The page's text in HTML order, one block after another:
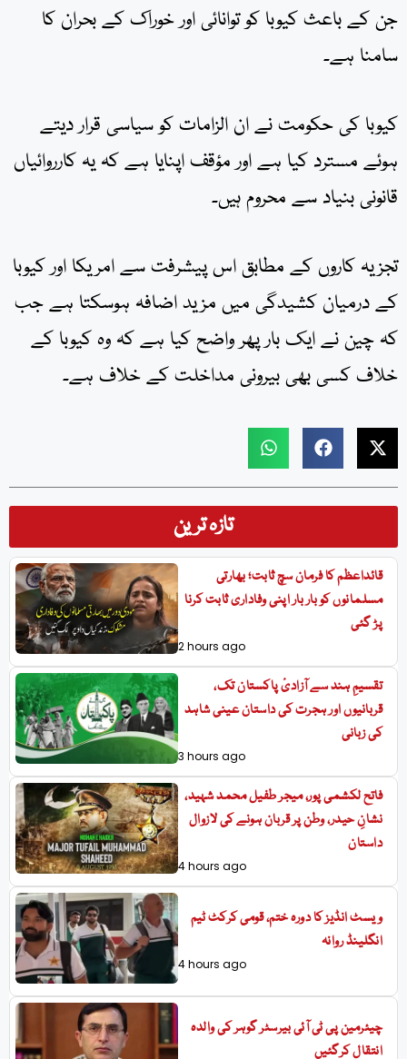
تازہ ترین
قائداعظم کا فرمان سچ ثابت؛ بھارتی
مسلمانوں کو بار بار اپنی وفاداری ثابت کرنا
پڑ گئی
2 hours ago
تقسیمِ ہند سے آزادیٔ پاکستان تک،
قربانیوں اور ہجرت کی داستان عینی شاہد
کی زبانی
3 hours ago
فاتح لکشمی پور، میجر طفیل محمد شہید،
نشانِ حیدر، وطن پر قربان ہونے کی لازوال
داستان
4 hours ago
ویسٹ انڈیز کا دورہ ختم، قومی کرکٹ ٹیم
انگلینڈ روانہ
4 hours ago
چیئرمین پی ٹی آئی بیرسٹر گوہر کی والدہ
انتقال کرگئیں
جن کے باعث کیوبا کو توانائی اور خوراک کے بحران کا
سامنا ہے۔
کیوبا کی حکومت نے ان الزامات کو سیاسی قرار دیتے
ہوئے مسترد کیا ہے اور مؤقف اپنایا ہے کہ یہ کارروائیاں
قانونی بنیاد سے محروم ہیں۔
تجزیہ کاروں کے مطابق اس پیشرفت سے امریکا اور کیوبا
کے درمیان کشیدگی میں مزید اضافہ ہوسکتا ہے جب
کہ چین نے ایک بار پھر واضح کیا ہے کہ وہ کیوبا کے
خلاف کسی بھی بیرونی مداخلت کے خلاف ہے۔